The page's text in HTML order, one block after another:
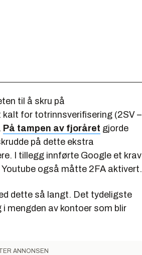
til å skru på
for totrinnsverifisering (2SV –
På tampen av fjoråret gjorde
på dette ekstra
I tillegg innførte Google et krav
også måtte 2FA aktivert.
dette så langt. Det tydeligste
mengden av kontoer som blir
ANNONSEN